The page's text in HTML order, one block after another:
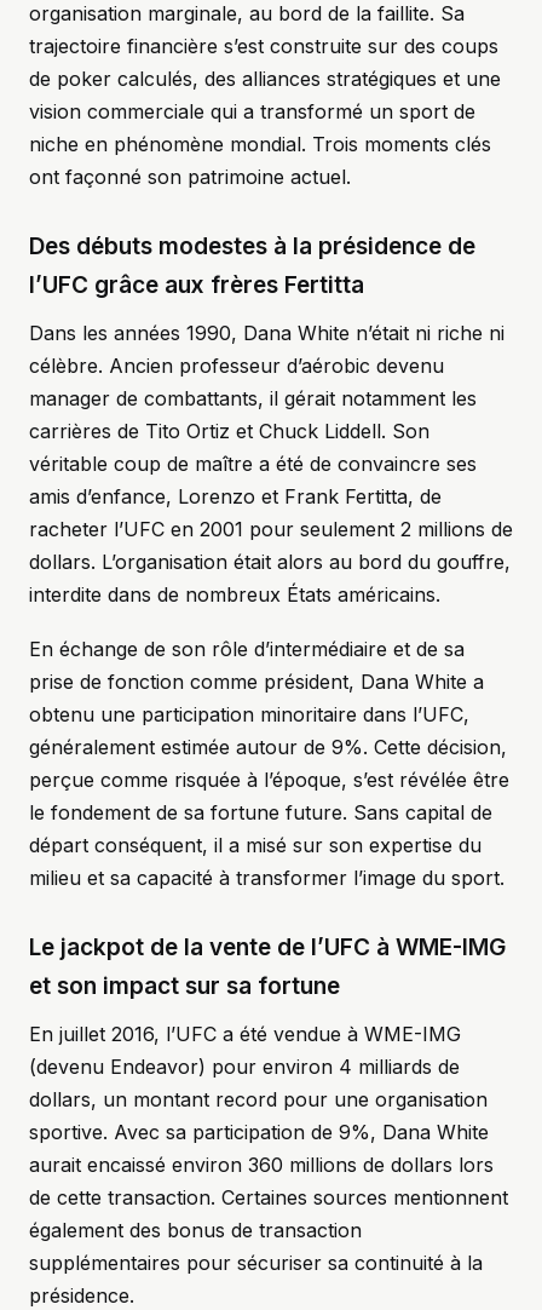
organisation marginale, au bord de la faillite. Sa
trajectoire financière s’est construite sur des coups
de poker calculés, des alliances stratégiques et une
vision commerciale qui a transformé un sport de
niche en phénomène mondial. Trois moments clés
ont façonné son patrimoine actuel.
Des débuts modestes à la présidence de
l’UFC grâce aux frères Fertitta
Dans les années 1990, Dana White n’était ni riche ni
célèbre. Ancien professeur d’aérobic devenu
manager de combattants, il gérait notamment les
carrières de Tito Ortiz et Chuck Liddell. Son
véritable coup de maître a été de convaincre ses
amis d’enfance, Lorenzo et Frank Fertitta, de
racheter l’UFC en 2001 pour seulement 2 millions de
dollars. L’organisation était alors au bord du gouffre,
interdite dans de nombreux États américains.
En échange de son rôle d’intermédiaire et de sa
prise de fonction comme président, Dana White a
obtenu une participation minoritaire dans l’UFC,
généralement estimée autour de 9%. Cette décision,
perçue comme risquée à l’époque, s’est révélée être
le fondement de sa fortune future. Sans capital de
départ conséquent, il a misé sur son expertise du
milieu et sa capacité à transformer l’image du sport.
Le jackpot de la vente de l’UFC à WME-IMG
et son impact sur sa fortune
En juillet 2016, l’UFC a été vendue à WME-IMG
(devenu Endeavor) pour environ 4 milliards de
dollars, un montant record pour une organisation
sportive. Avec sa participation de 9%, Dana White
aurait encaissé environ 360 millions de dollars lors
de cette transaction. Certaines sources mentionnent
également des bonus de transaction
supplémentaires pour sécuriser sa continuité à la
présidence.